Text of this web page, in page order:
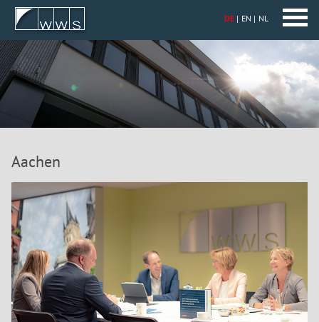
DE EN NL
Aachen